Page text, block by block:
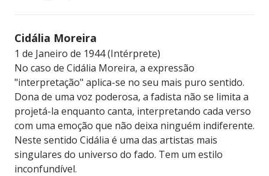
Cidália Moreira
1 de Janeiro de 1944 (Intérprete)
No caso de Cidália Moreira, a expressão
"interpretação" aplica-se no seu mais puro sentido.
Dona de uma voz poderosa, a fadista não se limita a
projetá-la enquanto canta, interpretando cada verso
com uma emoção que não deixa ninguém indiferente.
Neste sentido Cidália é uma das artistas mais
singulares do universo do fado. Tem um estilo
inconfundível.